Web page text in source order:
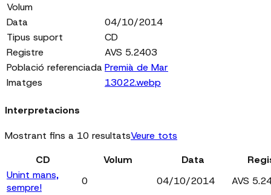
Volum
Data
04/10/2014
Tipus suport
CD
Registre
AVS 5.2403
Població referenciada Premià de Mar
Imatges
13022.webp
Interpretacions
Mostrant fins a 10 resultatsVeure tots
CD
Volum Data
Unint mans,
sempre!
0 04/10/2014
AVS